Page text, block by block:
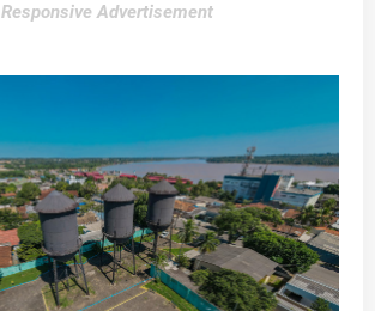
Responsive Advertisement